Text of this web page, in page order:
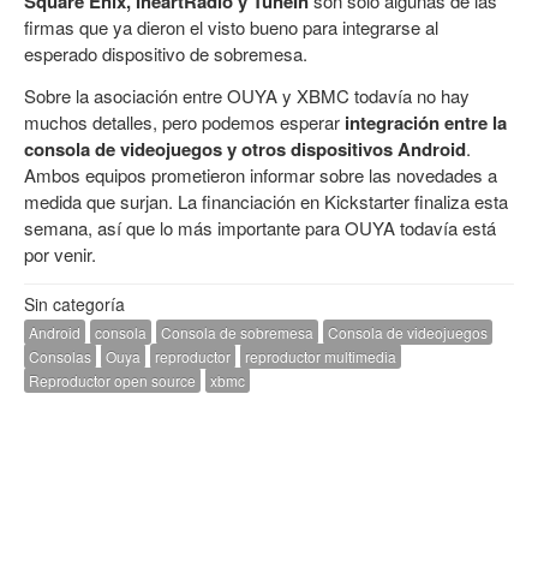
firmas que ya dieron el visto bueno para integrarse al
esperado dispositivo de sobremesa.
Sobre la asociación entre OUYA y XBMC todavía no hay
muchos detalles, pero podemos esperar integración entre la
consola de videojuegos y otros dispositivos Android.
Ambos equipos prometieron informar sobre las novedades a
medida que surjan. La financiación en Kickstarter finaliza esta
semana, así que lo más importante para OUYA todavía está
por venir.
Sin categoría
Android consola Consola de sobremesa
Consola de videojuegos
Consolas
Ouya reproductor
reproductor multimedia
Reproductor open source
xbmc